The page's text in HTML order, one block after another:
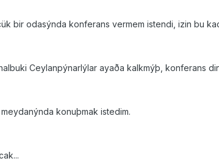
bir odasýnda konferans vermem istendi, izin bu
Ceylanpýnarlýlar ayaða kalkmýþ, konferans
konuþmak istedim.